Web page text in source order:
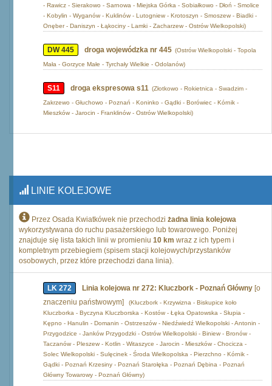
- Rawicz - Sierakowo - Sarnowa - Miejska Górka - Sobiałkowo - Dłoń - Smolice
- Kobylin - Wyganów - Kuklinów - Lutogniew - Krotoszyn - Smoszew - Biadki -
Onęber - Daniszyn - Łąkociny - Lamki - Zacharzew - Ostrów Wielkopolski)
DW 445 droga wojewódzka nr 445 (Ostrów Wielkopolski - Topola
Mała - Gorzyce Małe - Tyrchały Wielkie - Odolanów)
S11 droga ekspresowa s11 (Złotkowo - Rokietnica - Swadzim -
Zakrzewo - Głuchowo - Poznań - Koninko - Gądki - Borówiec - Kórnik -
Mieszków - Jarocin - Franklinów - Ostrów Wielkopolski)
LINIE KOLEJOWE
Przez Osada Kwiatkówek nie przechodzi żadna linia kolejowa
wykorzystywana do ruchu pasażerskiego lub towarowego. Poniżej
znajduje się lista takich linii w promieniu 10 km wraz z ich typem i
kompletnym przebiegiem (spisem stacji kolejowych/przystanków
osobowych, przez które przechodzi dana linia).
LK 272 Linia kolejowa nr 272: Kluczbork - Poznań Główny [o
znaczeniu państwowym]
(Kluczbork - Krzywizna - Biskupice koło
Kluczborka - Byczyna Kluczborska - Kostów - Łęka Opatowska - Słupia -
Kępno - Hanulin - Domanin - Ostrzeszów - Niedźwiedź Wielkopolski - Antonin -
Przygodzice - Janków Przygodzki - Ostrów Wielkopolski - Biniew - Bronów -
Taczanów - Pleszew - Kotlin - Witaszyce - Jarocin - Mieszków - Chocicza -
Solec Wielkopolski - Sulęcinek - Środa Wielkopolska - Pierzchno - Kórnik -
Gądki - Poznań Krzesiny - Poznań Starołęka - Poznań Dębina - Poznań
Główny Towarowy - Poznań Główny)